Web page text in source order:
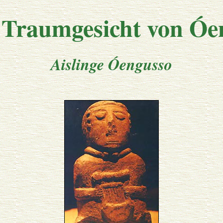
von
Aislinge Óengusso